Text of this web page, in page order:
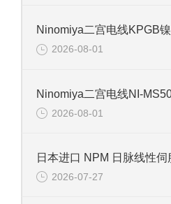
2026-08-01
2026-08-01
2026-07-27